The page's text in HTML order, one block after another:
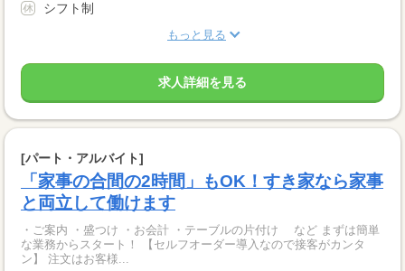
シフト制
もっと見る
求人詳細を見る
[パート・アルバイト]
「家事の合間の2時間」もOK！すき家なら家事
と両立して働けます
・ご案内 ・盛つけ ・お会計 ・テーブルの片付け など まずは簡単
な業務からスタート！ 【セルフオーダー導入なので接客がカンタ
ン】 注文はお客様...